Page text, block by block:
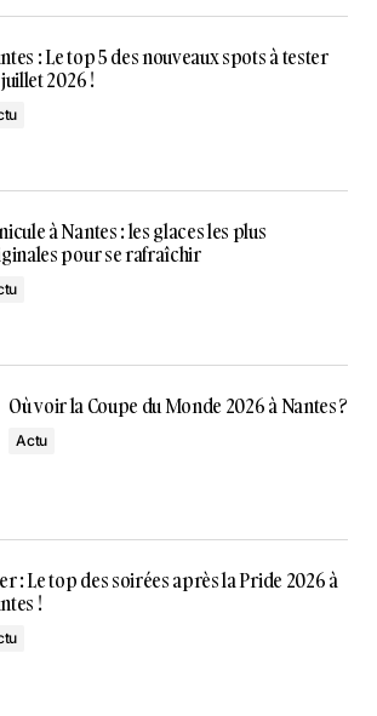
: Le top 5 des nouveaux spots à tester
2026 !
à Nantes : les glaces les plus
pour se rafraîchir
Où voir la Coupe du Monde 2026 à Nantes ?
Actu
: Le top des soirées après la Pride 2026 à
!